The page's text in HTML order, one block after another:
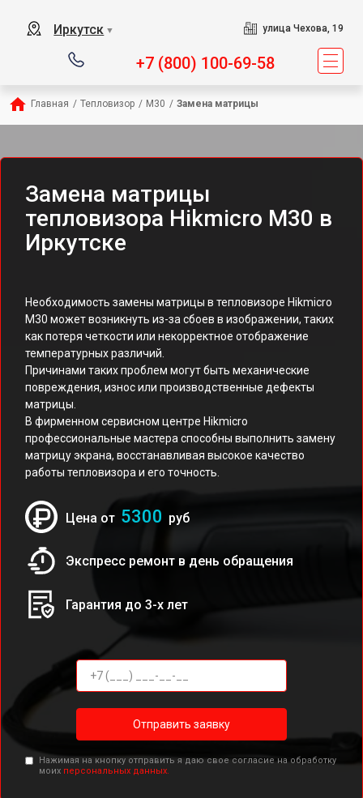
Иркутск ▼ улица Чехова, 19
+7 (800) 100-69-58
Главная / Тепловизор / M30 / Замена матрицы
Замена матрицы
тепловизора Hikmicro M30 в
Иркутске
Необходимость замены матрицы в тепловизоре Hikmicro
M30 может возникнуть из-за сбоев в изображении, таких
как потеря четкости или некорректное отображение
температурных различий.
Причинами таких проблем могут быть механические
повреждения, износ или производственные дефекты
матрицы.
В фирменном сервисном центре Hikmicro
профессиональные мастера способны выполнить замену
матрицу экрана, восстанавливая высокое качество
работы тепловизора и его точность.
Цена от 5300 руб
Экспресс ремонт в день обращения
Гарантия до 3-х лет
Отправить заявку
Нажимая на кнопку отправить я даю свое согласие на обработку
моих персональных данных.